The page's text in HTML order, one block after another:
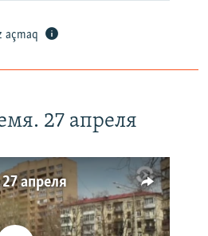
açmaq
27 апреля
апреля